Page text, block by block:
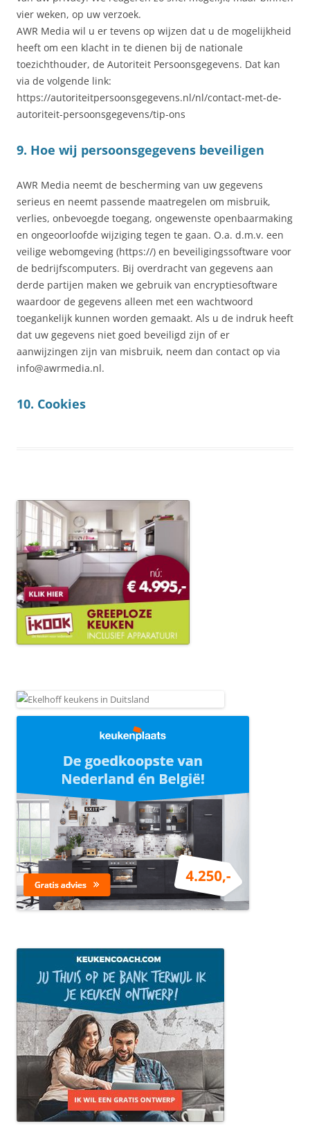
vier weken, op uw verzoek.
AWR Media wil u er tevens op wijzen dat u de mogelijkheid
heeft om een klacht in te dienen bij de nationale
toezichthouder, de Autoriteit Persoonsgegevens. Dat kan
via de volgende link:
https://autoriteitpersoonsgegevens.nl/nl/contact-met-de-
autoriteit-persoonsgegevens/tip-ons
9. Hoe wij persoonsgegevens beveiligen
AWR Media neemt de bescherming van uw gegevens
serieus en neemt passende maatregelen om misbruik,
verlies, onbevoegde toegang, ongewenste openbaarmaking
en ongeoorloofde wijziging tegen te gaan. O.a. d.m.v. een
veilige webomgeving (https://) en beveiligingssoftware voor
de bedrijfscomputers. Bij overdracht van gegevens aan
derde partijen maken we gebruik van encryptiesoftware
waardoor de gegevens alleen met een wachtwoord
toegankelijk kunnen worden gemaakt. Als u de indruk heeft
dat uw gegevens niet goed beveiligd zijn of er
aanwijzingen zijn van misbruik, neem dan contact op via
info@awrmedia.nl.
10. Cookies